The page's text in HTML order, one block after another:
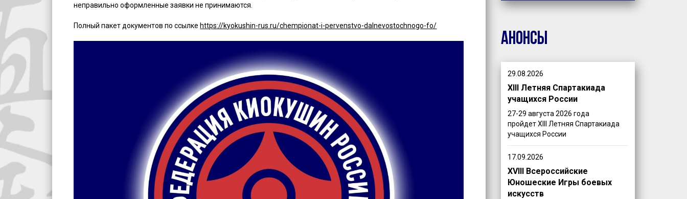
неправильно оформленные заявки не принимаются.
Полный пакет документов по ссылке https://kyokushin-rus.ru/chempionat-i-pervenstvo-dalnevostochnogo-fo/
Анонсы
29.08.2026
XIII Летняя Спартакиада
учащихся России
27-29 августа 2026 года
пройдет XIII Летняя Спартакиада
учащихся России
17.09.2026
XVIII Всероссийские
Юношеские Игры боевых
искусств